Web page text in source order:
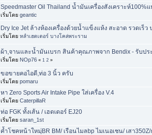
Speedmaster Oil Thailand น้ำมันเครื่องสังเคราะห์
เริ่มโดย geantic
Dry Ice Jet ล้างห้องเครื่องด้วยน้ำแข็งแห้ง สะอาด รวดเร็ว
เริ่มโดย หลำเฮดเดอร์ บางโคล่พระราม
ผ้า,จานและน้ำมันเบรก สินค้าคุณภาพจาก Bendix - รับป
เริ่มโดย NOp76 « 1 2 »
ขอขายคอไอดี,ท่อ 3 นิ้ว ครับ
เริ่มโดย pomaru
หา Zero Sports Air Intake Pipe ใส่เครื่อง V.4
เริ่มโดย CaterpillaR
ท่อ FGK ทั้งเส้น / เฮดเดอร์ EJ20
เริ่มโดย saran_1st
ค้ำโชคหน้าใหมฺ่BR BM/ เรือนไมลbp ไมเนอเชน/ เสา